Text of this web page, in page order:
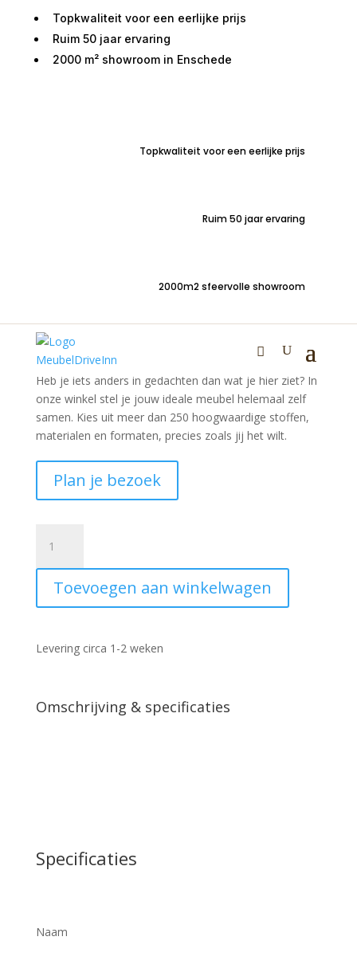
Topkwaliteit voor een eerlijke prijs
Ruim 50 jaar ervaring
2000 m² showroom in Enschede
Topkwaliteit voor een eerlijke prijs
Ruim 50 jaar ervaring
2000m2 sfeervolle showroom
Jouw meubel, jouw stijl
Heb je iets anders in gedachten dan wat je hier ziet? In
onze winkel stel je jouw ideale meubel helemaal zelf
samen. Kies uit meer dan 250 hoogwaardige stoffen,
materialen en formaten, precies zoals jij het wilt.
Plan je bezoek
Almelo
Wit
220cm
aantal
Toevoegen aan winkelwagen
Levering circa 1-2 weken
Omschrijving & specificaties
Specificaties
Naam